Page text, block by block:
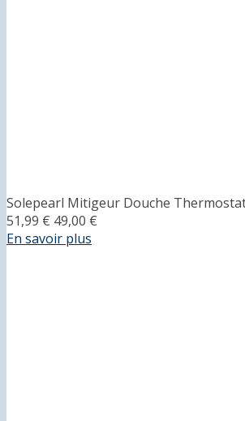
Solepearl Mitigeur Douche
51,99 € 49,00 €
En savoir plus